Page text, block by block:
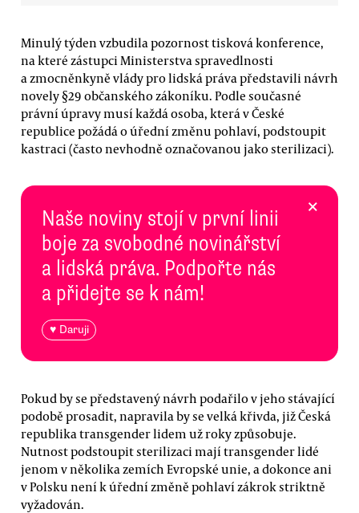
Minulý týden vzbudila pozornost tisková konference,
na které zástupci Ministerstva spravedlnosti
a zmocněnkyně vlády pro lidská práva představili návrh
novely §29 občanského zákoníku. Podle současné
právní úpravy musí každá osoba, která v České
republice požádá o úřední změnu pohlaví, podstoupit
kastraci (často nevhodně označovanou jako sterilizaci).
Naše noviny stojí v první linii
boje za svobodné novinářství
a lidská práva. Podpořte nás
a přidejte se k nám!
♥ Daruji
×
Pokud by se představený návrh podařilo v jeho stávající
podobě prosadit, napravila by se velká křivda, již Česká
republika transgender lidem už roky způsobuje.
Nutnost podstoupit sterilizaci mají transgender lidé
jenom v několika zemích Evropské unie, a dokonce ani
v Polsku není k úřední změně pohlaví zákrok striktně
vyžadován.